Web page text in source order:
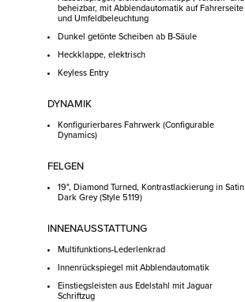
beheizbar, mit Abblendautomatik auf Fahrerseite
und Umfeldbeleuchtung
Dunkel getönte Scheiben ab B-Säule
Heckklappe, elektrisch
Keyless Entry
DYNAMIK
Konfigurierbares Fahrwerk (Configurable
Dynamics)
FELGEN
19", Diamond Turned, Kontrastlackierung in Satin
Dark Grey (Style 5119)
INNENAUSSTATTUNG
Multifunktions-Lederlenkrad
Innenrückspiegel mit Abblendautomatik
Einstiegsleisten aus Edelstahl mit Jaguar
Schriftzug